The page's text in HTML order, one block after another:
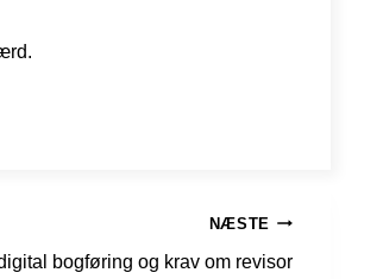
NÆSTE
bogføring og krav om revisor